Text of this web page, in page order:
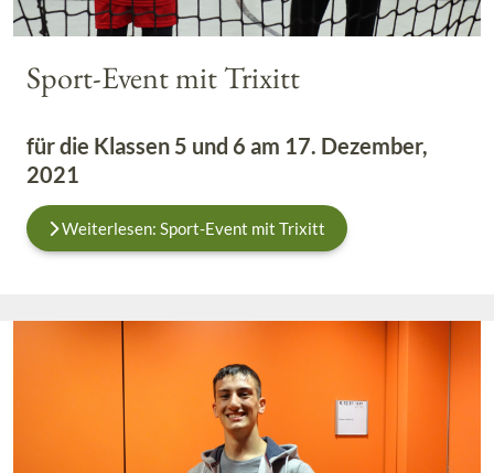
Sport-Event mit Trixitt
für die Klassen 5 und 6 am 17. Dezember,
2021
Weiterlesen: Sport-Event mit Trixitt